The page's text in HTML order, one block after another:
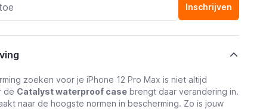
Inschrijven
zoeken voor je iPhone 12 Pro Max is niet altijd
de Catalyst waterproof casebrengt daar verandering in.
naar de hoogste normen in bescherming. Zo is jouw